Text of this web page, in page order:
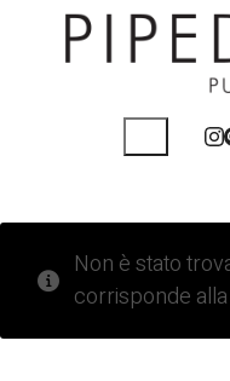
Non è stato
corrisponde